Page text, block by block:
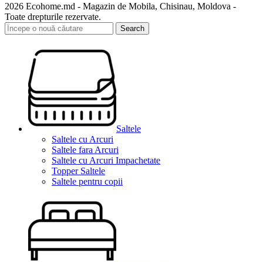
2026 Ecohome.md - Magazin de Mobila, Chisinau, Moldova -
Toate drepturile rezervate.
Search
Saltele
Saltele cu Arcuri
Saltele fara Arcuri
Saltele cu Arcuri Impachetate
Topper Saltele
Saltele pentru copii